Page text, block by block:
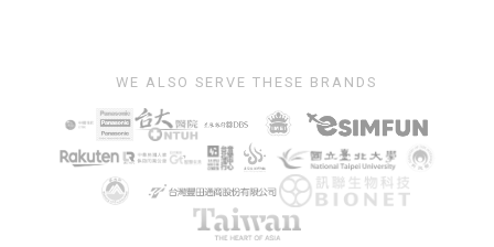
WE ALSO SERVE THESE BRANDS